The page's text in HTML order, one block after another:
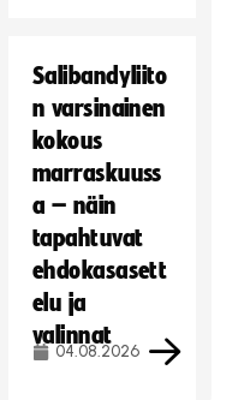
Salibandyliito
n varsinainen
kokous
marraskuuss
a – näin
tapahtuvat
ehdokasasett
elu ja
valinnat
04.08.2026